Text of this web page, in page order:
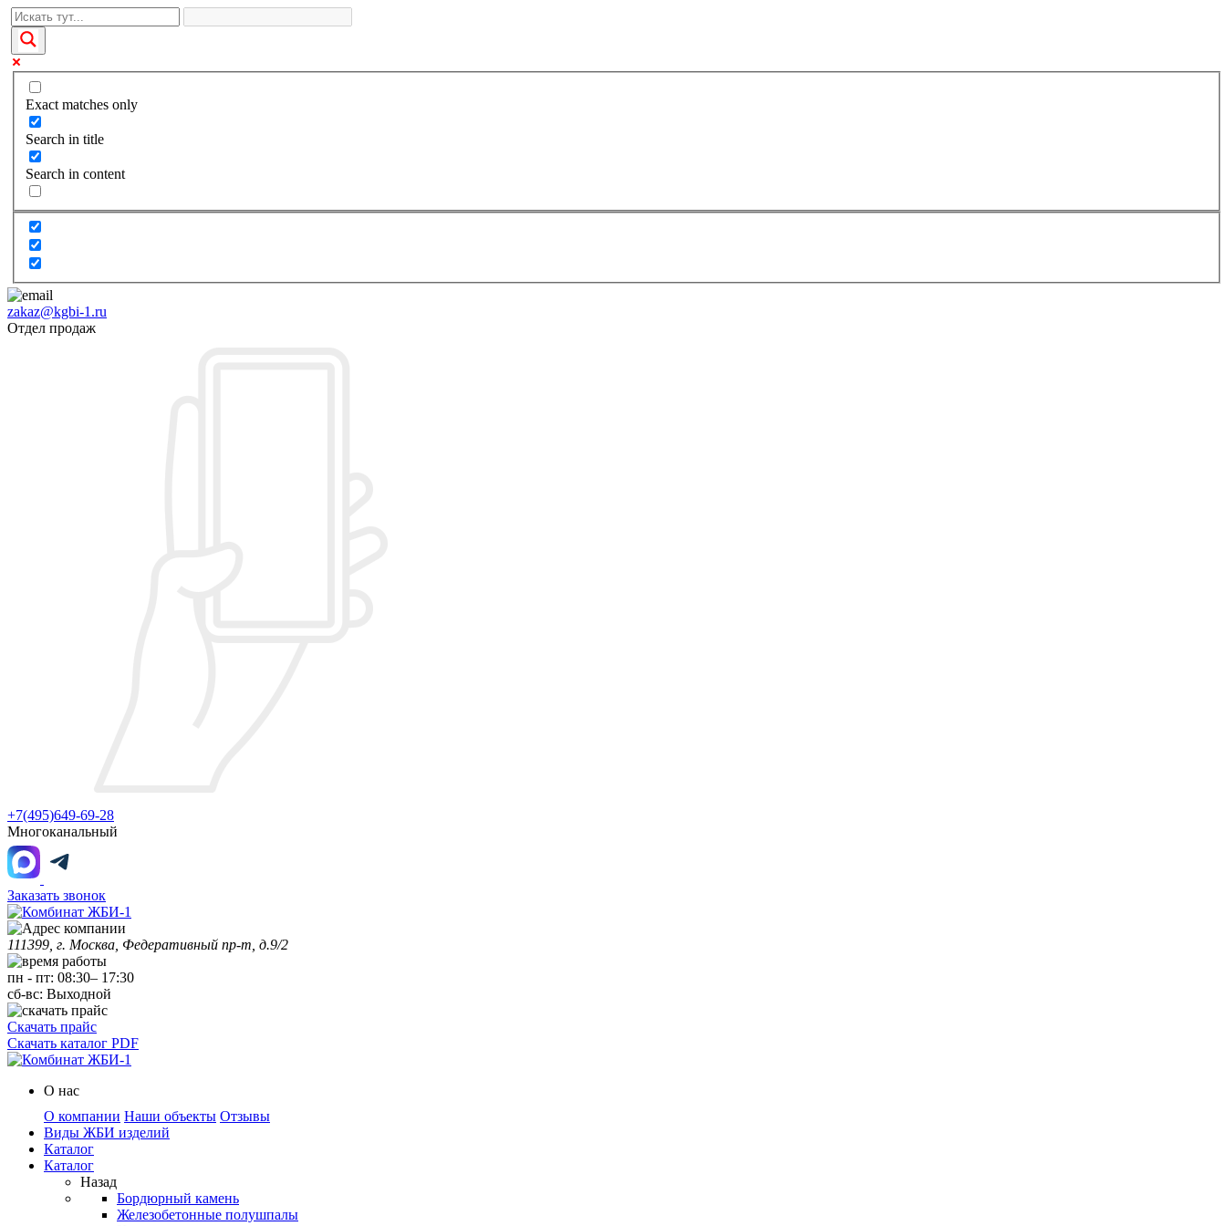
Exact matches only
Search in title
Search in content
zakaz@kgbi-1.ru
Отдел продаж
+7(495)649-69-28
Многоканальный
Заказать звонок
111399, г. Москва, Федеративный пр-т, д.9/2
пн - пт: 08:30– 17:30
сб-вс: Выходной
Скачать прайс
Скачать каталог PDF
О нас
О компании Наши объекты Отзывы
Виды ЖБИ изделий
Каталог
Каталог
Назад
Бордюрный камень
Железобетонные полушпалы